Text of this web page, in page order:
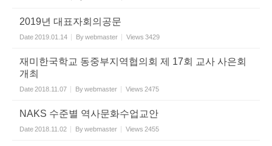
2019년 대표자회의공문
Date2019.01.14 Bywebmaster Views 3429
재미한국학교 동중부지역협의회 제 17회 교사 사은회
개최
Date2018.11.07 Bywebmaster Views 2475
NAKS 수준별 역사문화수업교안
Date2018.11.02 Bywebmaster Views 2455